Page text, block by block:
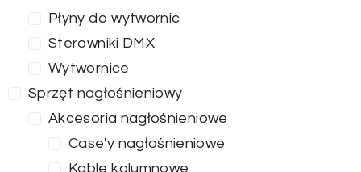
Płyny do wytwornic
Sterowniki DMX
Wytwornice
Sprzęt nagłośnieniowy
Akcesoria nagłośnieniowe
Case'y nagłośnieniowe
Kable kolumnowe